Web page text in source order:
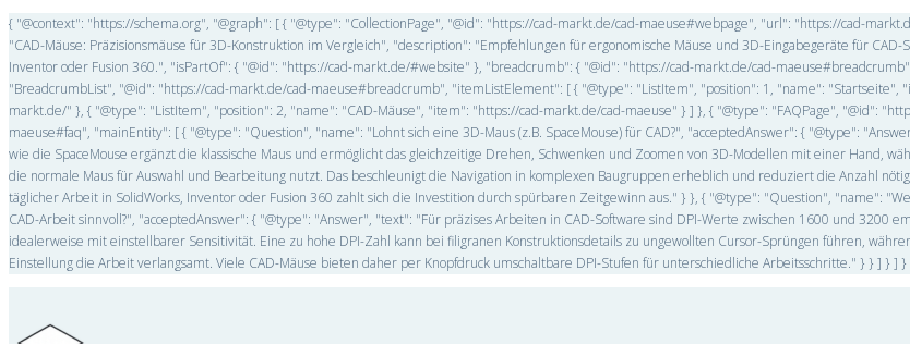
{ "@context": "https://schema.org", "@graph": [ { "@type": "CollectionPage", "@id": "https://cad-markt.de/cad-maeuse#webpage", "url": "https://cad-
"CAD-Mäuse: Präzisionsmäuse für 3D-Konstruktion im Vergleich", "description": "Empfehlungen für ergonomische Mäuse und 3D-Eingabegeräte für CAD-
Inventor oder Fusion 360.", "isPartOf": { "@id": "https://cad-markt.de/#website" }, "breadcrumb": { "@id": "https://cad-markt.de/cad-
"BreadcrumbList", "@id": "https://cad-markt.de/cad-maeuse#breadcrumb", "itemListElement": [ { "@type": "ListItem", "position": 1, "name": "Startseite",
markt.de/" }, { "@type": "ListItem", "position": 2, "name": "CAD-Mäuse", "item": "https://cad-markt.de/cad-maeuse" } ] }, { "@type": "FAQPage", "@id":
maeuse#faq", "mainEntity": [ { "@type": "Question", "name": "Lohnt sich eine 3D-Maus (z.B. SpaceMouse) für CAD?", "acceptedAnswer": { "@type":
wie die SpaceMouse ergänzt die klassische Maus und ermöglicht das gleichzeitige Drehen, Schwenken und Zoomen von 3D-Modellen mit einer Hand,
die normale Maus für Auswahl und Bearbeitung nutzt. Das beschleunigt die Navigation in komplexen Baugruppen erheblich und reduziert die Anzahl
täglicher Arbeit in SolidWorks, Inventor oder Fusion 360 zahlt sich die Investition durch spürbaren Zeitgewinn aus." } }, { "@type": "Question", "name":
CAD-Arbeit sinnvoll?", "acceptedAnswer": { "@type": "Answer", "text": "Für präzises Arbeiten in CAD-Software sind DPI-Werte zwischen 1600 und 3200
idealerweise mit einstellbarer Sensitivität. Eine zu hohe DPI-Zahl kann bei filigranen Konstruktionsdetails zu ungewollten Cursor-Sprüngen führen,
Einstellung die Arbeit verlangsamt. Viele CAD-Mäuse bieten daher per Knopfdruck umschaltbare DPI-Stufen für unterschiedliche Arbeitsschritte." } } ] } ] }